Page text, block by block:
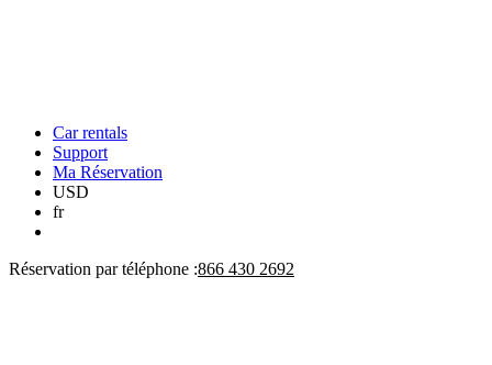
Car rentals
Support
Ma Réservation
USD
fr
Réservation par téléphone :866 430 2692